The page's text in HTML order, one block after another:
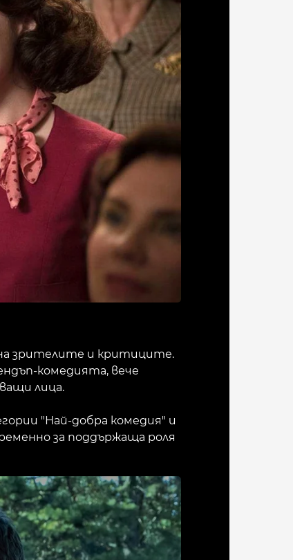
на зрителите и критиците.
комедията, вече
лица.
"Най-добра комедия" и
за поддържаща роля